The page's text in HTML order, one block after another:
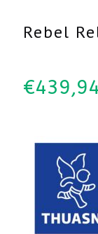
Rebel
€439,94